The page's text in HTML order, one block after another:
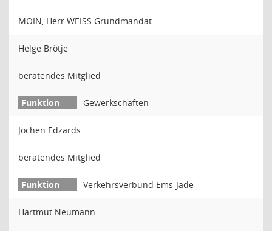
MOIN, Herr WEISS Grundmandat
Helge Brötje
beratendes Mitglied
Gewerkschaften
Jochen Edzards
beratendes Mitglied
Verkehrsverbund Ems-Jade
Hartmut Neumann